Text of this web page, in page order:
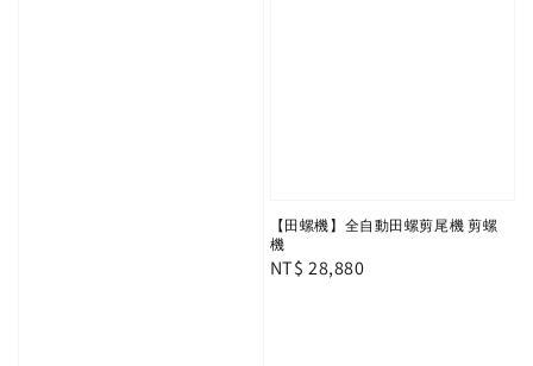
【田螺機】全自動田螺剪尾機 剪螺
機
Regular
NT$ 28,880